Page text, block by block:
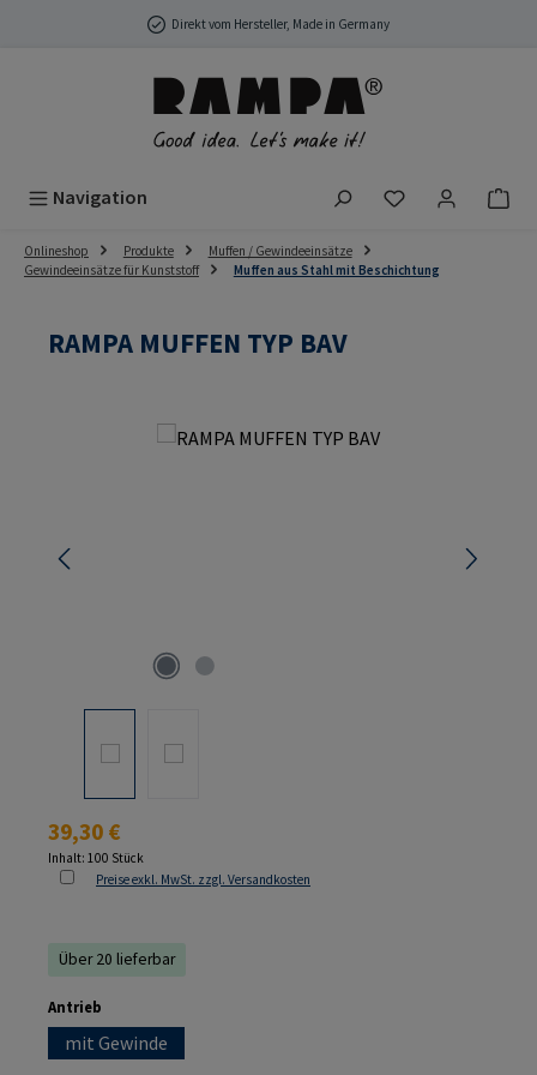
Zum Hauptinhalt springenDirekt vom Hersteller, Made in Germany
Navigation Du hast 0
Onlineshop Produkte
Muffen / Gewindeeinsätze
Gewindeeinsätze für Kunststoff
Muffen aus Stahl mit Beschichtung
RAMPA MUFFEN TYP BAV
Bildergalerie überspringen
Regulärer Preis:
39,30 €
Inhalt: 100 Stück
Preise exkl. MwSt. zzgl. Versandkosten
Über 20 lieferbar
Antrieb
mit Gewinde